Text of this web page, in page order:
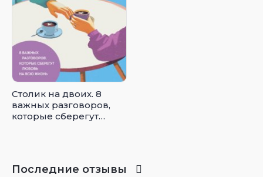
Столик на двоих. 8
важных разговоров,
которые сберегут
Последние отзывы